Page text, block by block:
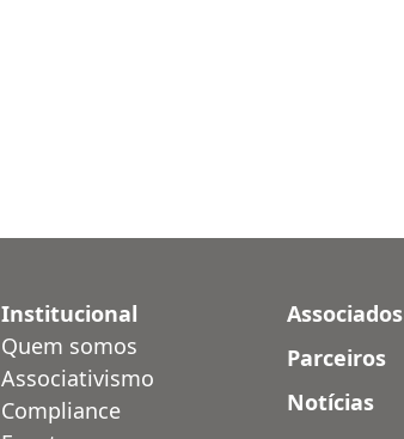
Institucional
Quem somos
Associativismo
Compliance
Associados
Parceiros
Notícias